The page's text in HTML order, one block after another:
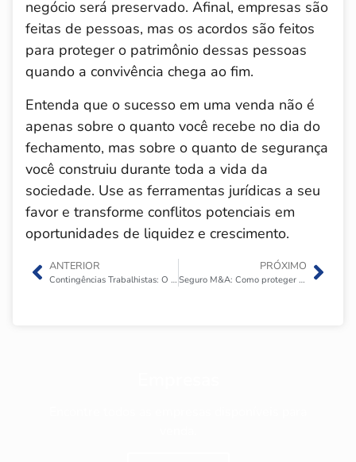
negócio será preservado. Afinal, empresas são
feitas de pessoas, mas os acordos são feitos
para proteger o patrimônio dessas pessoas
quando a convivência chega ao fim.
Entenda que o sucesso em uma venda não é
apenas sobre o quanto você recebe no dia do
fechamento, mas sobre o quanto de segurança
você construiu durante toda a vida da
sociedade. Use as ferramentas jurídicas a seu
favor e transforme conflitos potenciais em
oportunidades de liquidez e crescimento.
ANTERIOR
Contingências Trabalhistas: O fantasma que assombra auditorias de compra de empresas
PRÓXIMO
Seguro M&A: Como proteger seu patrimônio pessoal contra processos pós-venda?